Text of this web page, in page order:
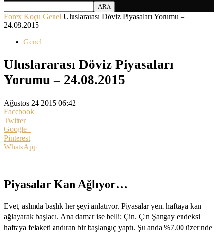
Forex Koçu Genel Uluslararası Döviz Piyasaları Yorumu –
24.08.2015
Genel
Uluslararası Döviz Piyasaları
Yorumu – 24.08.2015
Ağustos 24 2015 06:42
Facebook
Twitter
Google+
Pinterest
WhatsApp
Piyasalar Kan Ağlıyor…
Evet, aslında başlık her şeyi anlatıyor. Piyasalar yeni haftaya kan
ağlayarak başladı. Ana damar ise belli; Çin. Çin Şangay endeksi
haftaya felaketi andıran bir başlangıç yaptı. Şu anda %7.00 üzerinde